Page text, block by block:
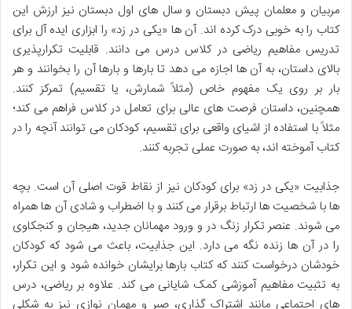
مربیان و معلمان پیش دبستان و سال های اول دبستان نیز ارزش این
کتاب را به خوبی درک کرده اند. آن ها «یکی در زد» را ابزاری ایده آل برای
تدریس مفاهیم ریاضی در کلاس درس می دانند. قابلیت تکرارپذیری
بالای داستان، به آن ها اجازه می دهد تا بارها و بارها آن را بخوانند و هر
بار بر روی یک مفهوم خاص (مثلاً شمارش، یا تقسیم) تمرکز کنند.
همچنین، داستان فرصت های عالی برای تعامل در کلاس فراهم می کند؛
مثلاً با استفاده از اشیای واقعی برای تقسیم، کودکان می توانند آنچه را در
کتاب آموخته اند، به صورت عملی تجربه کنند.
جذابیت «یکی در زد» برای کودکان نیز از نقاط قوت اصلی آن است. بچه
ها با شخصیت ها ارتباط برقرار می کنند و با اضطراب و شادی آن ها همراه
می شوند. عنصر تکرار زنگ در و ورود مهمانان جدید، هیجان و کنجکاوی
را در آن ها زنده نگه می دارد. این جذابیت، باعث می شود که کودکان
خودشان درخواست کنند که کتاب بارها برایشان خوانده شود و این تکرار،
به تثبیت مفاهیم آموزشی کمک شایانی می کند. علاوه بر ریاضی، درس
های اجتماعی مانند اشتراک گذاری، صبر و مهمان نوازی نیز به شکلی